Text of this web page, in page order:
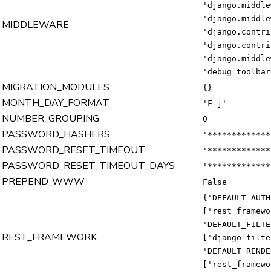
MIDDLEWARE
MIGRATION_MODULES {}
MONTH_DAY_FORMAT 'F j'
NUMBER_GROUPING 0
PASSWORD_HASHERS
PASSWORD_RESET_TIMEOUT
PASSWORD_RESET_TIMEOUT_DAYS
PREPEND_WWW False
REST_FRAMEWORK